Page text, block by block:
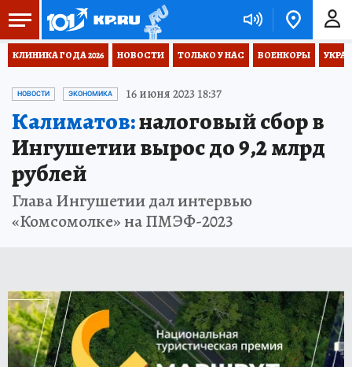
КЛИНИКА ГОДА 2026 НОВОСТИ ТОЛЬКО У НАС ВОЕНКОРЫ
НОВОСТИ ЭКОНОМИКА 16 июня 2023 18:37
Калиматов:налоговый сбор в
Ингушетии вырос до 9,2 млрд
рублей
Глава Ингушетии дал интервью
«Комсомолке» на ПМЭФ-2023